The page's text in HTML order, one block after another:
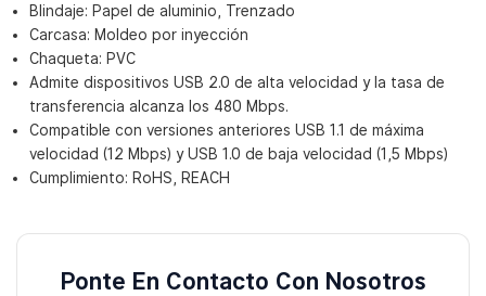
Blindaje: Papel de aluminio, Trenzado
Carcasa: Moldeo por inyección
Chaqueta: PVC
Admite dispositivos USB 2.0 de alta velocidad y la tasa de
transferencia alcanza los 480 Mbps.
Compatible con versiones anteriores USB 1.1 de máxima
velocidad (12 Mbps) y USB 1.0 de baja velocidad (1,5 Mbps)
Cumplimiento: RoHS, REACH
Ponte En Contacto Con Nosotros